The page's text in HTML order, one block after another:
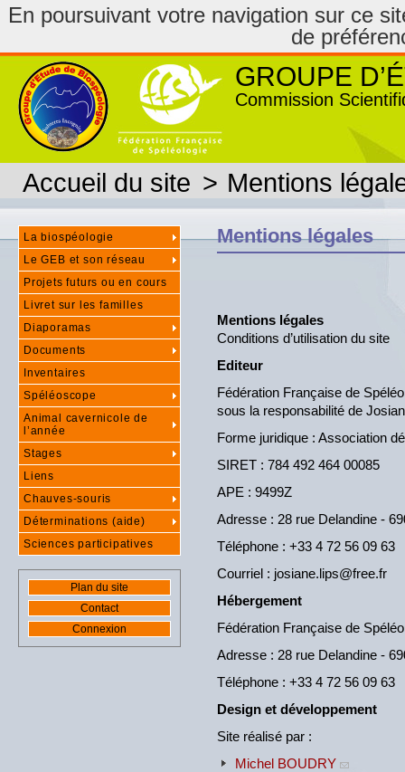
En poursuivant votre navigation sur ce
de
GROUPE
Commission
Accueil du site > Mentions
Mentions légales
Mentions légales
Conditions d’utilisation du site
Editeur
Fédération Française de
sous la responsabilité de
Forme juridique : Association
SIRET : 784 492 464 00085
APE : 9499Z
Adresse : 28 rue Delandine -
Téléphone : +33 4 72 56 09 63
Courriel : josiane.lips@free.fr
Hébergement
Fédération Française de
Adresse : 28 rue Delandine -
Téléphone : +33 4 72 56 09 63
Design et développement
Site réalisé par :
Michel BOUDRY
La biospéologie
Le GEB et son réseau
Projets futurs ou en cours
Livret sur les familles
Diaporamas
Documents
Inventaires
Spéléoscope
Animal cavernicole de
l’année
Stages
Liens
Chauves-souris
Déterminations (aide)
Sciences participatives
Plan du site
Contact
Connexion